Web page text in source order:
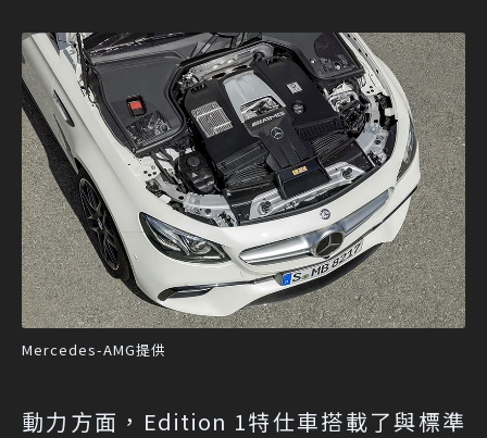
Mercedes-AMG提供
動力方面，Edition 1特仕車搭載了與標準